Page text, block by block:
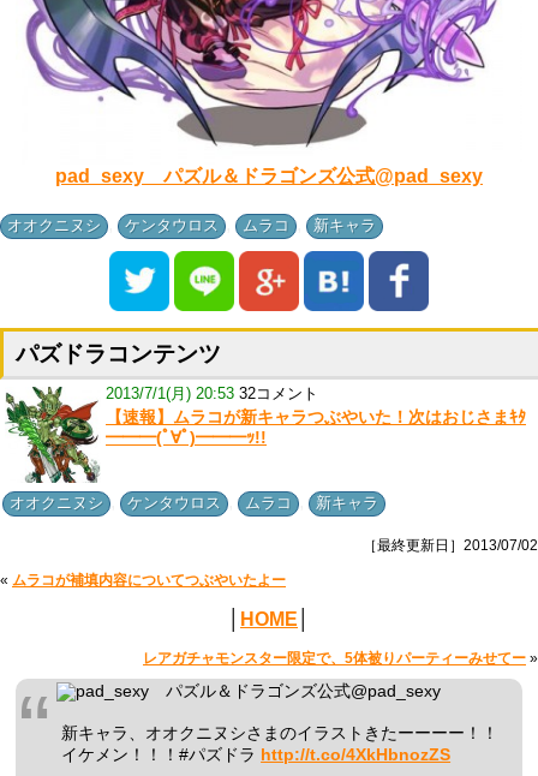
pad_sexy パズル＆ドラゴンズ公式@pad_sexy
オオクニヌシ ケンタウロス ムラコ 新キャラ
パズドラコンテンツ
2013/7/1(月) 20:53 32コメント
【速報】ムラコが新キャラつぶやいた！次はおじさまｷﾀ
━━━(ﾟ∀ﾟ)━━━ｯ!!
オオクニヌシ ケンタウロス ムラコ 新キャラ
［最終更新日］2013/07/02
« ムラコが補填内容についてつぶやいたよー
HOME
レアガチャモンスター限定で、5体被りパーティーみせてー »
pad_sexy パズル＆ドラゴンズ公式@pad_sexy
新キャラ、オオクニヌシさまのイラストきたーーーー！！
イケメン！！！#パズドラ http://t.co/4XkHbnozZS